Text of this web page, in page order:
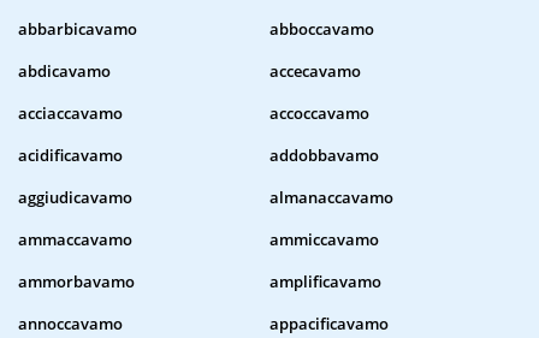
abbarbicavamo
abboccavamo
abdicavamo
accecavamo
acciaccavamo
accoccavamo
acidificavamo
addobbavamo
aggiudicavamo
almanaccavamo
ammaccavamo
ammiccavamo
ammorbavamo
amplificavamo
annoccavamo
appacificavamo